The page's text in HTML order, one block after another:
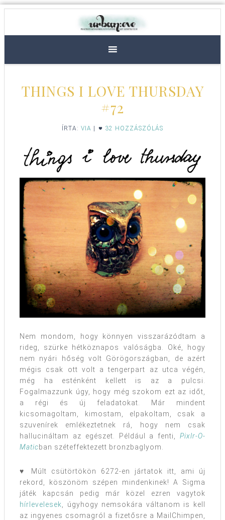
THINGS I LOVE THURSDAY
#72
ÍRTA: VIA 32 HOZZÁSZÓLÁS
Nem mondom, hogy könnyen visszarázódtam a
rideg, szürke hétköznapos valóságba. Oké, hogy
nem nyári hőség volt Görögországban, de azért
mégis csak ott volt a tengerpart az utca végén,
még ha esténként kellett is az a pulcsi.
Fogalmazzunk úgy, hogy még szokom ezt az időt,
a régi és új feladatokat. Már mindent
kicsomagoltam, kimostam, elpakoltam, csak a
szuvenírek emlékeztetnek rá, hogy nem csak
hallucináltam az egészet. Például a fenti, Pixlr-O-
Maticban széteffektezett bronzbaglyom.
♥ Múlt csütörtökön 6272-en jártatok itt, ami új
rekord, köszönöm szépen mindenkinek! A Sigma
játék kapcsán pedig már közel ezren vagytok
hírlevelesek , úgyhogy nemsokára váltanom is kell
az ingyenes csomagról a fizetősre a MailChimpen,